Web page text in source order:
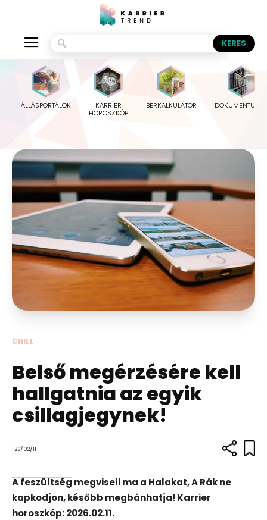
ÁLLÁSPORTÁLOK
KARRIER
HOROSZKÓP
BÉRKALKULÁTOR
CHILL
Belső megérzésére kell
hallgatnia az egyik
csillagjegynek!
26/02/11
A feszültség megviseli ma a Halakat, A Rák ne
kapkodjon, később megbánhatja! Karrier
horoszkóp: 2026.02.11.